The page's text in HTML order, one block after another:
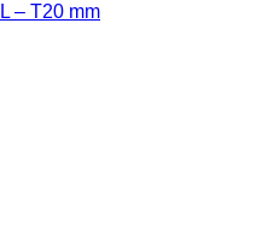
– T20 mm